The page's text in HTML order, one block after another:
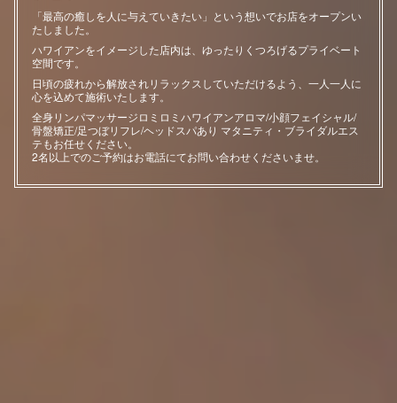
「最高の癒しを人に与えていきたい」という想いでお店をオープンい
たしました。
ハワイアンをイメージした店内は、ゆったりくつろげるプライベート
空間です。
日頃の疲れから解放されリラックスしていただけるよう、一人一人に
心を込めて施術いたします。
全身リンパマッサージロミロミハワイアンアロマ/小顔フェイシャル/
骨盤矯正/足つぼリフレ/ヘッドスパあり マタニティ・ブライダルエス
テもお任せください。
2名以上でのご予約はお電話にてお問い合わせくださいませ。